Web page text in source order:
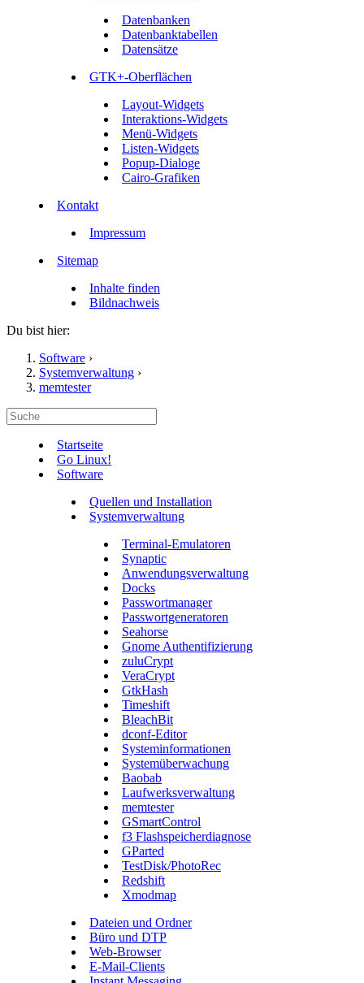
Datenbanken
Datenbanktabellen
Datensätze
GTK+-Oberflächen
Layout-Widgets
Interaktions-Widgets
Menü-Widgets
Listen-Widgets
Popup-Dialoge
Cairo-Grafiken
Kontakt
Impressum
Sitemap
Inhalte finden
Bildnachweis
Du bist hier:
Software ›
Systemverwaltung ›
memtester
Startseite
Go Linux!
Software
Quellen und Installation
Systemverwaltung
Terminal-Emulatoren
Synaptic
Anwendungsverwaltung
Docks
Passwortmanager
Passwortgeneratoren
Seahorse
Gnome Authentifizierung
zuluCrypt
VeraCrypt
GtkHash
Timeshift
BleachBit
dconf-Editor
Systeminformationen
Systemüberwachung
Baobab
Laufwerksverwaltung
memtester
GSmartControl
f3 Flashspeicherdiagnose
GParted
TestDisk/PhotoRec
Redshift
Xmodmap
Dateien und Ordner
Büro und DTP
Web-Browser
E-Mail-Clients